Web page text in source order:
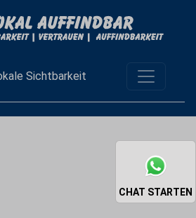
CHAT STARTEN
Sichtbarkeit